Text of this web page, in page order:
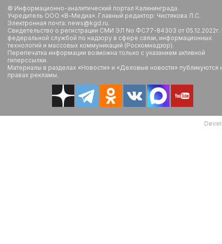
© Информационно-аналитический портал Калининграда.
Учредитель ООО «В-Медиа». Главный редактор: Чистякова Л.С.
Электронная почта: news@kgd.ru.
Свидетельство о регистрации СМИ ЭЛ No ФС77-84303 от
федеральной службой по надзору в сфере связи, информационных
технологий и массовых коммуникаций (Роскомнадзор).
Перепечатка информации возможна только с указанием активной
гиперссылки.
Материалы в разделах «Новости» и «Деловые новости» публикуются
правах рекламы.